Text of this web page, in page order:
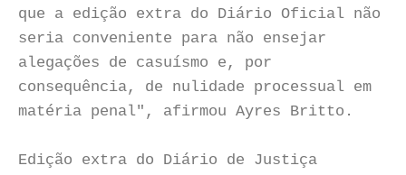
que a edição extra do Diário Oficial não
seria conveniente para não ensejar
alegações de casuísmo e, por
consequência, de nulidade processual em
matéria penal", afirmou Ayres Britto.
Edição extra do Diário de Justiça